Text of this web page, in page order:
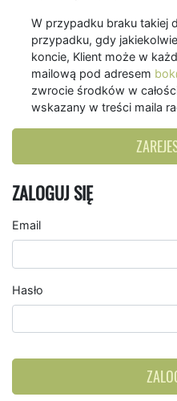
W przypadku braku takiej
przypadku, gdy
koncie, Klient może w
mailową pod adresem
zwrocie środków w
wskazany w treści maila
ZALOGUJ SIĘ
Email
Hasło